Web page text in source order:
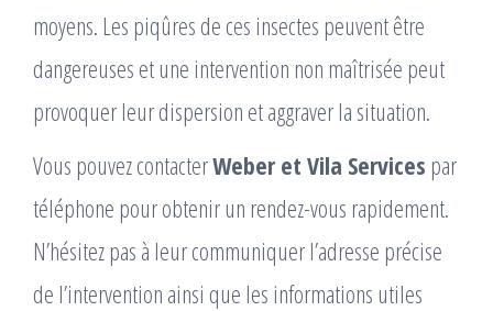
moyens. Les piqûres de ces insectes peuvent être
dangereuses et une intervention non maîtrisée peut
provoquer leur dispersion et aggraver la situation.
Vous pouvez contacterWeber et Vila Services par
téléphone pour obtenir un rendez-vous rapidement.
N’hésitez pas à leur communiquer l’adresse précise
de l’intervention ainsi que les informations utiles